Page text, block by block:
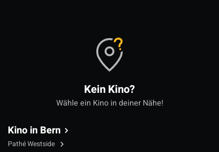
Kein Kino?
Wähle ein Kino in deiner Nähe!
Kino in Bern
Pathé Westside